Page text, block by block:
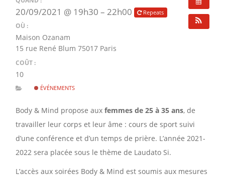
20/09/2021 @ 19h30 – 22h00 Repeats
OÙ :
Maison Ozanam
15 rue René Blum 75017 Paris
COÛT :
10
ÉVÉNEMENTS
Body & Mind propose auxfemmes de 25 à 35 ans, de
travailler leur corps et leur âme : cours de sport suivi
d’une conférence et d’un temps de prière. L’année 2021-
2022 sera placée sous le thème de Laudato Si.
L’accès aux soirées Body & Mind est soumis aux mesures